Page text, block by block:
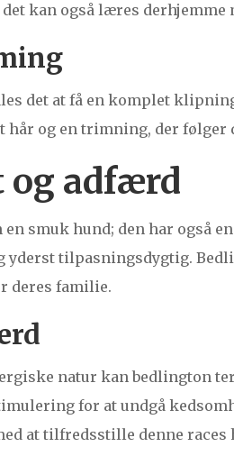
kan også læres
det at få en komplet
hår og en trimning, der
og adfærd
smuk hund; den har også
tilpasningsdygtig.
deres familie.
natur kan bedlington
for at undgå
at tilfredsstille denne races